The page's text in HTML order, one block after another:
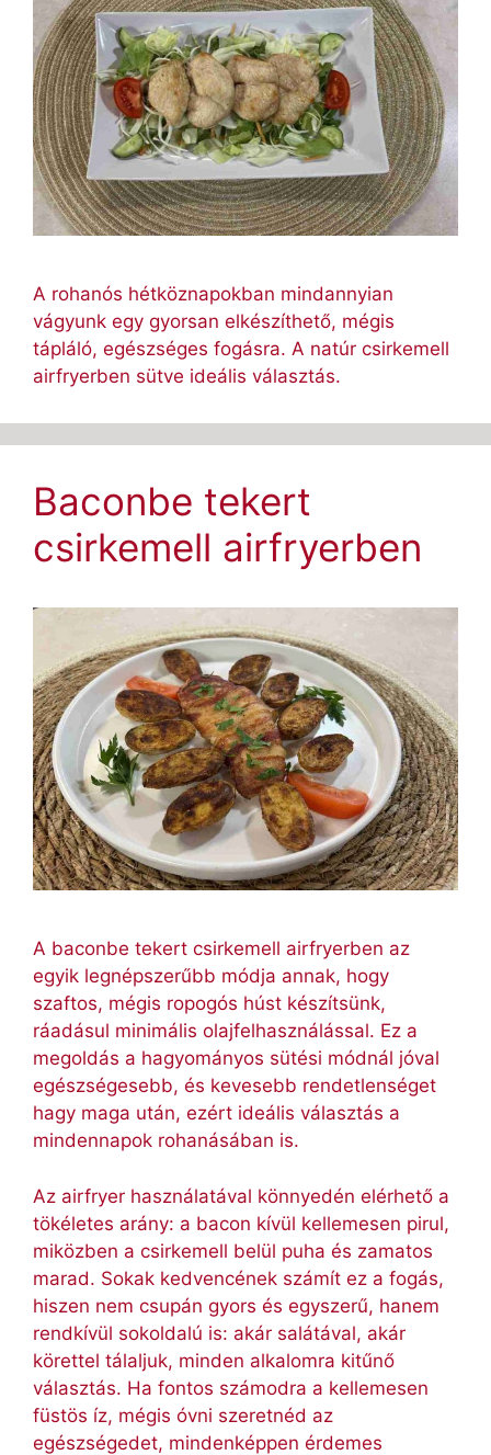
A rohanós hétköznapokban mindannyian
vágyunk egy gyorsan elkészíthető, mégis
tápláló, egészséges fogásra. A natúr csirkemell
airfryerben sütve ideális választás.
Baconbe tekert
csirkemell airfryerben
A baconbe tekert csirkemell airfryerben az
egyik legnépszerűbb módja annak, hogy
szaftos, mégis ropogós húst készítsünk,
ráadásul minimális olajfelhasználással. Ez a
megoldás a hagyományos sütési módnál jóval
egészségesebb, és kevesebb rendetlenséget
hagy maga után, ezért ideális választás a
mindennapok rohanásában is.
Az airfryer használatával könnyedén elérhető a
tökéletes arány: a bacon kívül kellemesen pirul,
miközben a csirkemell belül puha és zamatos
marad. Sokak kedvencének számít ez a fogás,
hiszen nem csupán gyors és egyszerű, hanem
rendkívül sokoldalú is: akár salátával, akár
körettel tálaljuk, minden alkalomra kitűnő
választás. Ha fontos számodra a kellemesen
füstös íz, mégis óvni szeretnéd az
egészségedet, mindenképpen érdemes